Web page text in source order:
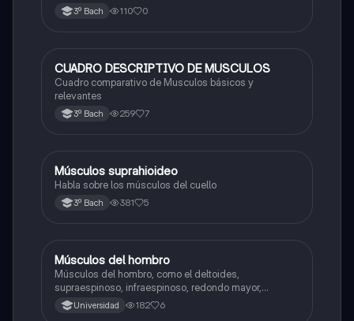
3º Bach 110 0
Biología
CUADRO DESCRIPTIVO DE MUSCULOS
Cuadro comparativo de Musculos básicos y
relevantes
3º Bach 259 7
Biología
Músculos suprahioideo
Habla sobre los músculos del cuello
3º Bach 381 5
Biología
Músculos del hombro
Músculos del hombro, como el deltoides,
supraespinoso, infraespinoso, redondo mayor,
redondo menor y subescapular. Sus funciones en el
movimiento y estabilidad de la articulación del
Universidad 182 6